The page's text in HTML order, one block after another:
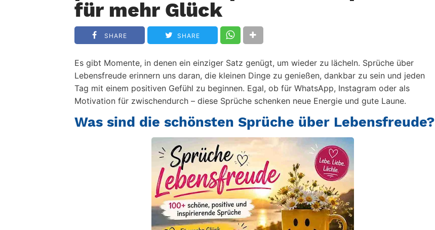
für mehr Glück
SHARE SHARE
Es gibt Momente, in denen ein einziger Satz genügt, um wieder zu lächeln. Sprüche über
Lebensfreude erinnern uns daran, die kleinen Dinge zu genießen, dankbar zu sein und jeden
Tag mit einem positiven Gefühl zu beginnen. Egal, ob für WhatsApp, Instagram oder als
Motivation für zwischendurch – diese Sprüche schenken neue Energie und gute Laune.
Was sind die schönsten Sprüche über Lebensfreude?